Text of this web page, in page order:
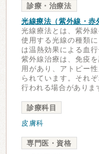
診療・治療法
光線療法（紫外線・赤
光線療法とは、紫外
使用する光線の種類
は温熱効果による血
紫外線治療は、免疫
用があり、アトピー
られています。それ
行われる場合がありま
診療科目
皮膚科
専門医・資格